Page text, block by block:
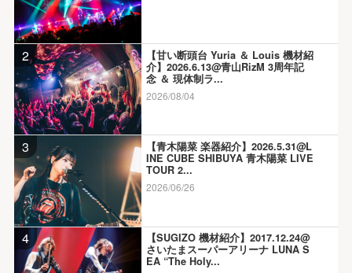
2
【甘い断頭台 Yuria ＆ Louis 機材紹
介】2026.6.13@青山RizM 3周年記
念 ＆ 現体制ラ...
2026/08/04
3
【青木陽菜 楽器紹介】2026.5.31@L
INE CUBE SHIBUYA 青木陽菜 LIVE
TOUR 2...
2026/06/26
4
【SUGIZO 機材紹介】2017.12.24@
さいたまスーパーアリーナ LUNA S
EA “The Holy...